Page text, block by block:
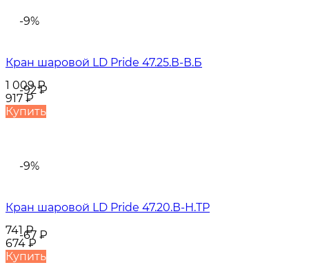
-9%
-92₽
Кран шаровой LD Pride 47.25.В-В.Б
1 009₽
917₽
Купить
-9%
-67 ₽
Кран шаровой LD Pride 47.20.В-Н.ТР
741₽
674₽
Купить